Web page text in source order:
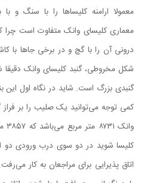
معمولا ارامنه کلیساها را با سنگ و
معماری کلیسای وانک متفاوت است
درونی آن را با گچ و در برخی جاها با
شکل مخروطی، گنبد کلیسای وانک
گنبدی بزرگ است. شاید در نگاه اول این
کمی توجه می‌توانید یک صلیب را بر
کلیسا شوید در دو سوی درب ورودی دو
اتاق پذیرایی برای مراجعان به کار